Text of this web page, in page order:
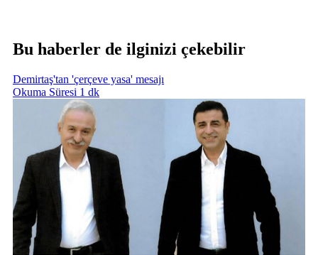
Bu haberler de ilginizi çekebilir
Demirtaş'tan 'çerçeve yasa' mesajı
Okuma Süresi 1 dk